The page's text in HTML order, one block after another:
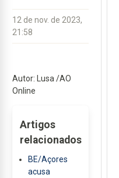
12 de nov. de 2023,
21:58
Autor: Lusa /AO
Online
Artigos
relacionados
BE/Açores
acusa